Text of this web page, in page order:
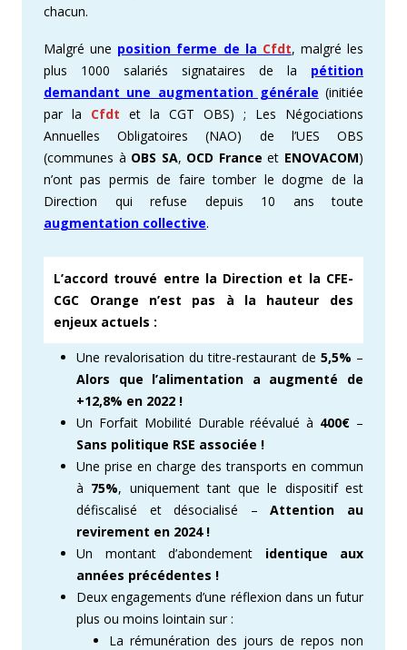
chacun.
Malgré une position ferme de la Cfdt, malgré les
plus 1000 salariés signataires de la pétition
demandant une augmentation générale (initiée
par la Cfdt et la CGT OBS) ; Les Négociations
Annuelles Obligatoires (NAO) de l’UES OBS
(communes à OBS SA, OCD France et ENOVACOM)
n’ont pas permis de faire tomber le dogme de la
Direction qui refuse depuis 10 ans toute
augmentation collective.
L’accord trouvé entre la Direction et la CFE-
CGC Orange n’est pas à la hauteur des
enjeux actuels :
Une revalorisation du titre-restaurant de 5,5% –
Alors que l’alimentation a augmenté de
+12,8% en 2022 !
Un Forfait Mobilité Durable réévalué à 400€ –
Sans politique RSE associée !
Une prise en charge des transports en commun
à 75%, uniquement tant que le dispositif est
défiscalisé et désocialisé –Attention au
revirement en 2024 !
Un montant d’abondement identique aux
années précédentes !
Deux engagements d’une réflexion dans un futur
plus ou moins lointain sur :
La rémunération des jours de repos non